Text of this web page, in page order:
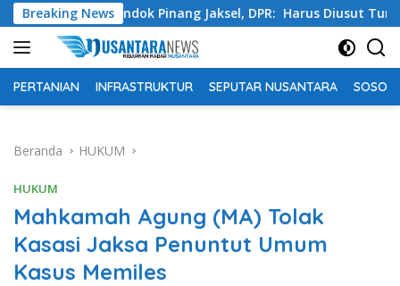
Langsung
ke
konten
Breaking News
Pondok Pinang Jaksel, DPR: Harus Diusut Tuntas
PERTANIAN INFRASTRUKTUR SEPUTAR NUSANTARA SOSOK
Beranda HUKUM
HUKUM
Mahkamah Agung (MA) Tolak
Kasasi Jaksa Penuntut Umum
Kasus Memiles